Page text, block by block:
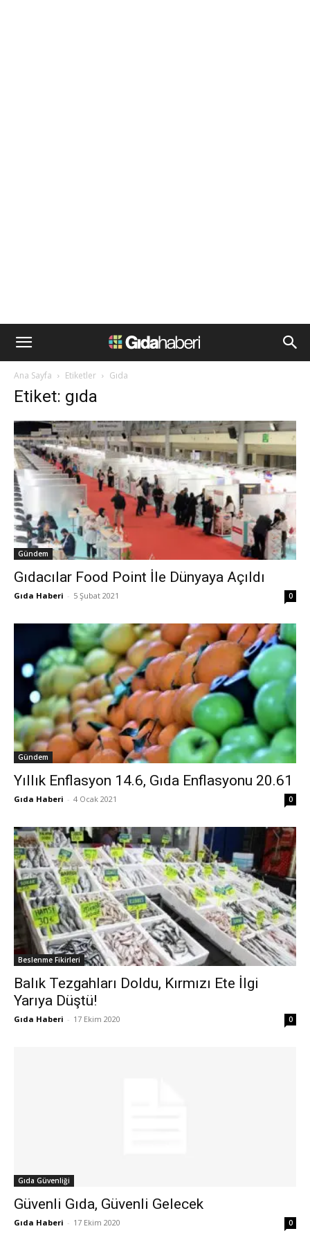
Ana Sayfa Etiketler Gıda
Etiket: gıda
Gündem
Gıdacılar Food Point İle Dünyaya Açıldı
Gıda Haberi - 5 Şubat 2021 0
Gündem
Yıllık Enflasyon 14.6, Gıda Enflasyonu 20.61
Gıda Haberi - 4 Ocak 2021 0
Beslenme Fikirleri
Balık Tezgahları Doldu, Kırmızı Ete İlgi
Yarıya Düştü!
Gıda Haberi - 17 Ekim 2020 0
Gıda Güvenliği
Güvenli Gıda, Güvenli Gelecek
Gıda Haberi - 17 Ekim 2020 0